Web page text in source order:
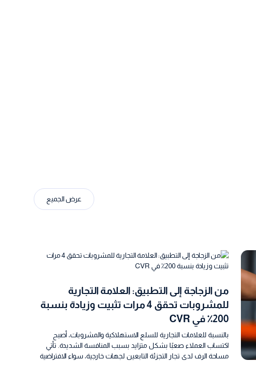
عرض الجميع
من الزجاجة إلى التطبيق: العلامة التجارية
للمشروبات تحقق 4 مرات تثبيت وزيادة بنسبة
200٪ في CVR
بالنسبة للعلامات التجارية للسلع الاستهلاكية والمشروبات، أصبح
اكتساب العملاء صعبًا بشكل متزايد بسبب المنافسة الشديدة. تأتي
مساحة الرف لدى تجار التجزئة التابعين لجهات خارجية، سواء الافتراضية